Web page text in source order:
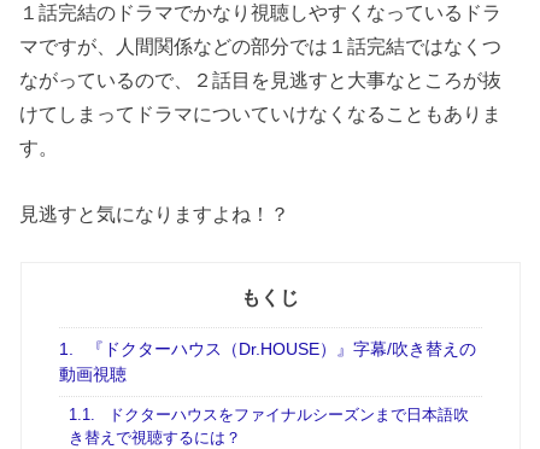
１話完結のドラマでかなり視聴しやすくなっているドラ
マですが、人間関係などの部分では１話完結ではなくつ
ながっているので、２話目を見逃すと大事なところが抜
けてしまってドラマについていけなくなることもありま
す。
見逃すと気になりますよね！？
もくじ
1.
『ドクターハウス（Dr.HOUSE）』字幕/吹き替えの
動画視聴
1.1.
ドクターハウスをファイナルシーズンまで日本語吹
き替えで視聴するには？